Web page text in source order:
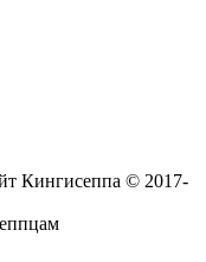
Кингисеппа © 2017-